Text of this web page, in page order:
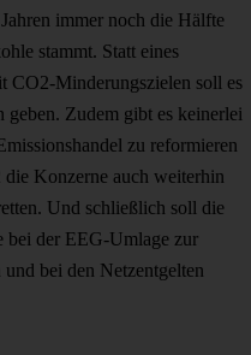
immer noch die Hälfte
stammt. Statt eines
CO2-Minderungszielen soll es
Zudem gibt es keinerlei
zu reformieren
Konzerne auch weiterhin
Und schließlich soll die
bei der EEG-Umlage zur
bei den Netzentgelten